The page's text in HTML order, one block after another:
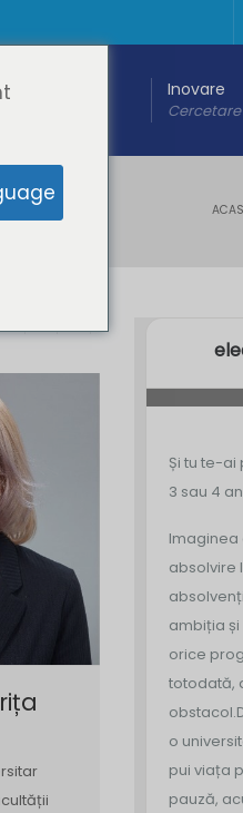
digitală Inovare
Cercetare
Și tu te-
3 sau 4
Imaginea
absolvire
ambiția
orice
totodată,
obstacol.
o
pui viața
pauză,